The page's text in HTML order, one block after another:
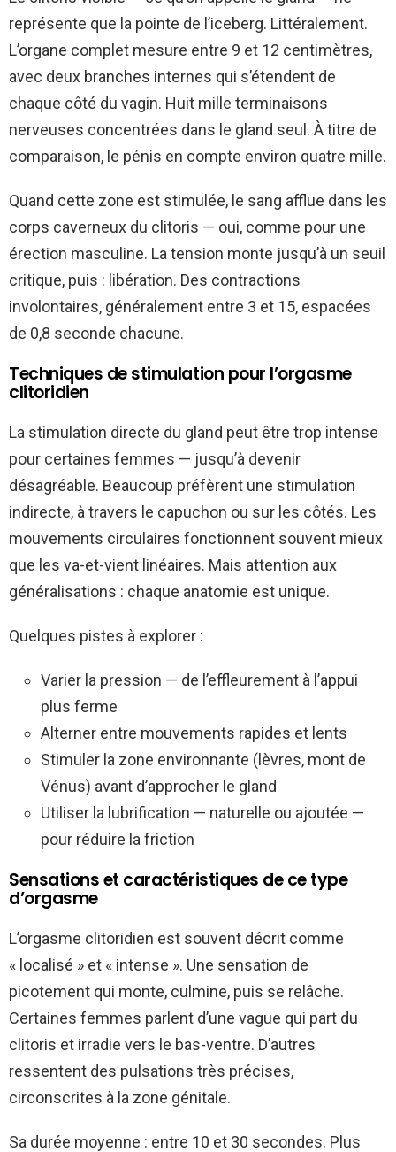
représente que la pointe de l’iceberg. Littéralement.
L’organe complet mesure entre 9 et 12 centimètres,
avec deux branches internes qui s’étendent de
chaque côté du vagin. Huit mille terminaisons
nerveuses concentrées dans le gland seul. À titre de
comparaison, le pénis en compte environ quatre mille.
Quand cette zone est stimulée, le sang afflue dans les
corps caverneux du clitoris — oui, comme pour une
érection masculine. La tension monte jusqu’à un seuil
critique, puis : libération. Des contractions
involontaires, généralement entre 3 et 15, espacées
de 0,8 seconde chacune.
Techniques de stimulation pour l’orgasme
clitoridien
La stimulation directe du gland peut être trop intense
pour certaines femmes — jusqu’à devenir
désagréable. Beaucoup préfèrent une stimulation
indirecte, à travers le capuchon ou sur les côtés. Les
mouvements circulaires fonctionnent souvent mieux
que les va-et-vient linéaires. Mais attention aux
généralisations : chaque anatomie est unique.
Quelques pistes à explorer :
Varier la pression — de l’effleurement à l’appui
plus ferme
Alterner entre mouvements rapides et lents
Stimuler la zone environnante (lèvres, mont de
Vénus) avant d’approcher le gland
Utiliser la lubrification — naturelle ou ajoutée —
pour réduire la friction
Sensations et caractéristiques de ce type
d’orgasme
L’orgasme clitoridien est souvent décrit comme
« localisé » et « intense ». Une sensation de
picotement qui monte, culmine, puis se relâche.
Certaines femmes parlent d’une vague qui part du
clitoris et irradie vers le bas-ventre. D’autres
ressentent des pulsations très précises,
circonscrites à la zone génitale.
Sa durée moyenne : entre 10 et 30 secondes. Plus